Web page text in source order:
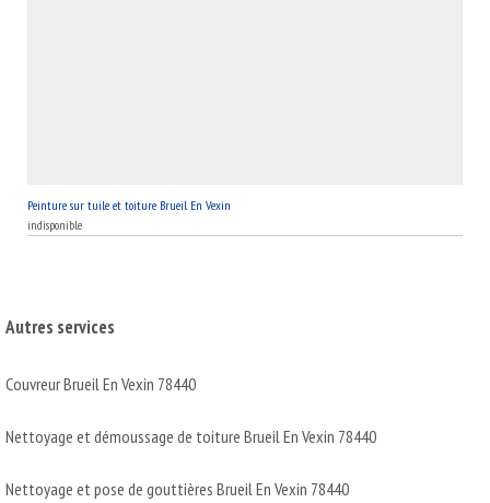
Peinture sur tuile et toiture Brueil En Vexin
indisponible
Autres services
Couvreur Brueil En Vexin 78440
Nettoyage et démoussage de toiture Brueil En Vexin 78440
Nettoyage et pose de gouttières Brueil En Vexin 78440